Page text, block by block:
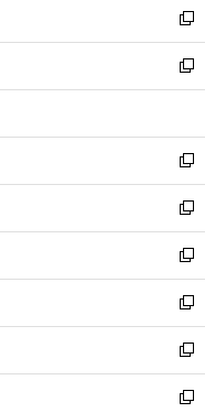
く
で
開
く
ド
ウ
で
開
ィ
ン
ド
ウ
開
く
い
ウ
ィ
ン
ウ
で
開
く
新
し
い
ウ
ン
ド
ウ
で
開
く
新
し
ウ
ィ
ン
ド
ウ
で
開
く
新
し
い
ウ
ィ
ン
ド
ウ
で
開
く
新
し
い
ウ
ィ
ン
ド
ウ
で
新
し
い
ウ
ィ
ン
ド
新
し
い
ウ
ィ
新
し
い
新